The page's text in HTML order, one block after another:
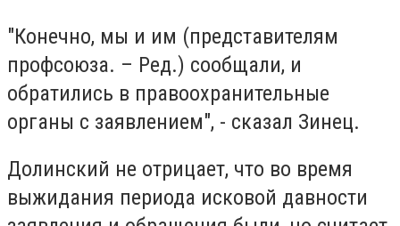
"Конечно, мы и им (представителям
профсоюза. – Ред.) сообщали, и
обратились в правоохранительные
органы с заявлением", - сказал Зинец.
Долинский не отрицает, что во время
выжидания периода исковой давности